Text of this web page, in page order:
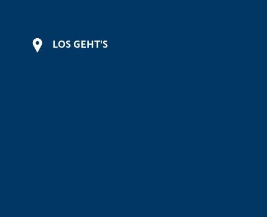
LOS GEHT'S